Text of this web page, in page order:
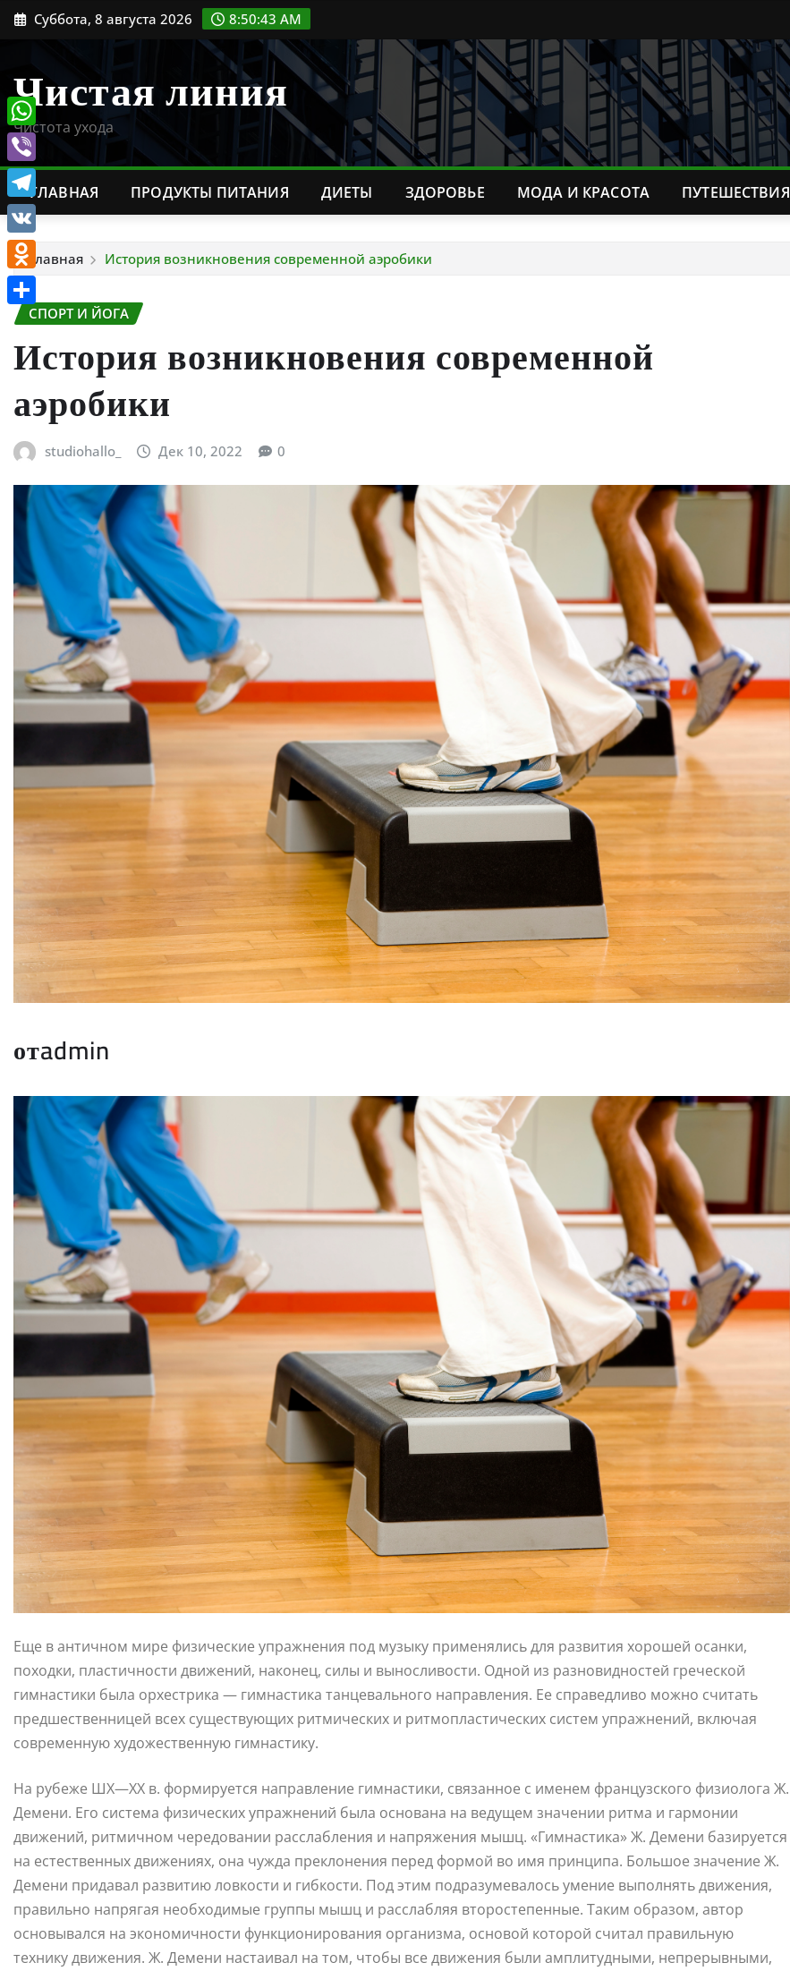
ПерейтиСуббота, 8 августа 2026 8:50:45 AM
Чистая линия
Чистота ухода
ГЛАВНАЯ ПРОДУКТЫ ПИТАНИЯ ДИЕТЫ ЗДОРОВЬЕ МОДА И КРАСОТА ПУТЕШЕСТВИЯ
Главная История возникновения современной аэробики
СПОРТ И ЙОГА
История возникновения современной
аэробики
studiohallo_ Дек 10, 2022 0
отadmin
Еще в античном мире физические упражнения под музыку применялись для развития хорошей осанки,
походки, пластичности движений, наконец, силы и выносливости. Одной из разновидностей греческой
гимнастики была орхестрика — гимнастика танцевального направления. Ее справедливо можно считать
предшественницей всех существующих ритмических и ритмопластических систем упражнений, включая
современную художественную гимнастику.
На рубеже ШХ—ХХ в. формируется направление гимнастики, связанное с именем французского физиолога Ж.
Демени. Его система физических упражнений была основана на ведущем значении ритма и гармонии
движений, ритмичном чередовании расслабления и напряжения мышц. «Гимнастика» Ж. Демени базируется
на естественных движениях, она чужда преклонения перед формой во имя принципа. Большое значение Ж.
Демени придавал развитию ловкости и гибкости. Под этим подразумевалось умение выполнять движения,
правильно напрягая необходимые группы мышц и расслабляя второстепенные. Таким образом, автор
основывался на экономичности функционирования организма, основой которой считал правильную
технику движения. Ж. Демени настаивал на том, чтобы все движения были амплитудными, непрерывными,
WhatsApp
Viber
Telegram
VK
Odnoklassniki
Отправить